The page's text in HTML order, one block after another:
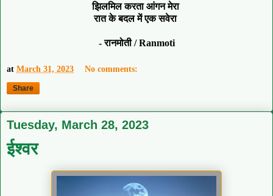
झिलमिल करता आंगन मेरा
रात के बदल में एक सवेरा
- रानमोती / Ranmoti
at March 31, 2023 No comments:
Share
Tuesday, March 28, 2023
ईश्वर